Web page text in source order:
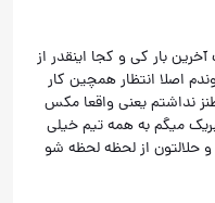
بار کی و کجا اینقدر از
اصلا انتظار همچین کار
نداشتم یعنی واقعا مکس
میگم به همه تیم خیلی
از لحظه لحظه شو